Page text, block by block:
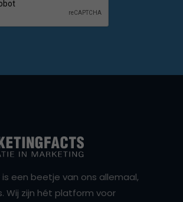
een beetje van ons allemaal,
Wij zijn hét platform voor